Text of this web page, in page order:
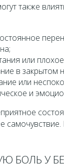
также
или
в
или
и
БОЛЬ У